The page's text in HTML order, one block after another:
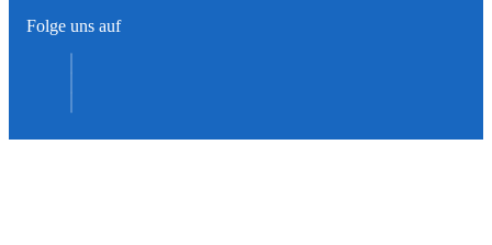
Folge uns auf